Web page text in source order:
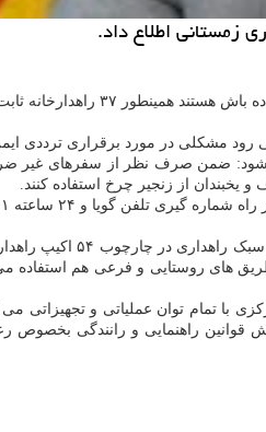
مرکزی کلیه نیروهای
رود مشکلی در مورد برقراری ترددی
شود: ضمن صرف نظر از سفرهای غیر
یخبندان از زنجیر چرخ استفاده کنند.
انواع ماشین آلات
روستایی و فرعی هم استفاده می
با تمام توان عملیاتی و تجهیزاتی
قوانین راهنمایی و رانندگی